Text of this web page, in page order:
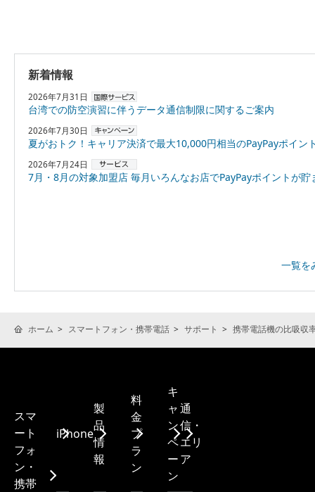
新着情報
2026年7月31日
台湾での防空演習に伴うデータ通信制限に関するご案内
2026年7月30日
夏がおトク！キャリア決済で最大10,000円相当のPayPayポイントプレゼント
2026年7月24日
7月・8月の対象加盟店 毎月いろんなお店でPayPayポイントが貯まる！「スーパーPayPayクーポ
一覧を
ホーム スマートフォン・携帯電話 サポート 携帯電話機の比吸収
スマ
ート
フォ
ン・
携帯
iPhone
製
品
情
報
料
金
プ
ラ
ン
キ
ャ
ン
ペ
ー
ン
通
信・
エリ
ア